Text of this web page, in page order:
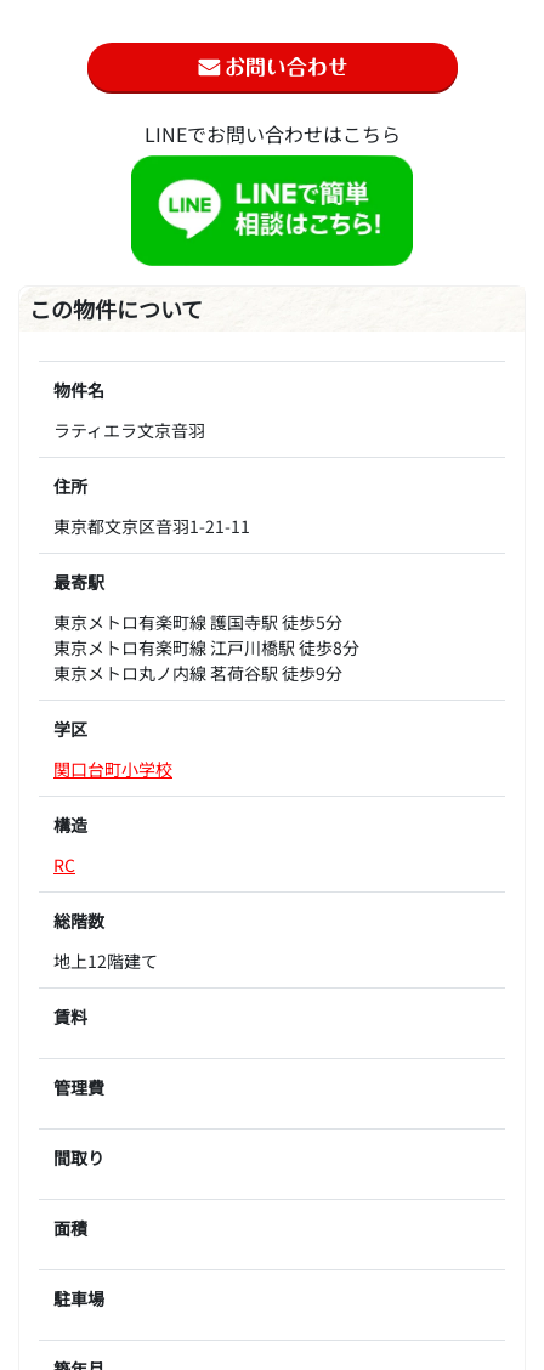
LINEでお問い合わせはこちら
この物件について
物件名
ラティエラ文京音羽
住所
東京都文京区音羽1-21-11
最寄駅
東京メトロ有楽町線 護国寺駅 徒歩5分
東京メトロ有楽町線 江戸川橋駅 徒歩8分
東京メトロ丸ノ内線 茗荷谷駅 徒歩9分
学区
関口台町小学校
構造
RC
総階数
地上12階建て
賃料
管理費
間取り
面積
駐車場